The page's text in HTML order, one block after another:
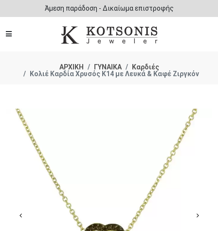
Άμεση παράδοση - Δικαίωμα επιστροφής
ΑΡΧΙΚΗ ΓΥΝΑΙΚΑ
Καρδιές
Κολιέ Καρδία Χρυσός Κ14 με Λευκά & Καφέ Ζιργκόν